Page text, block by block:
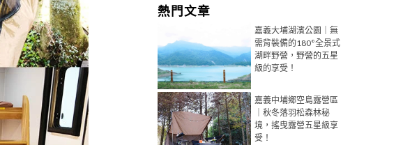
熱門文章
嘉義大埔湖濱公園｜無
需背裝備的180°全景式
湖畔野營，野營的五星
級的享受！
嘉義中埔鄉空島露營區
｜秋冬落羽松森林秘
境，搖曳露營五星級享
受！